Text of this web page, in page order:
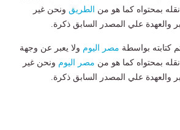
نقله بمحتواه كما هو من الطريق ونحن غير
والعهدة علي المصدر السابق ذكرة.
كتابته بواسطة مصر اليوم ولا يعبر عن وجهة
نقله بمحتواه كما هو من مصر اليوم ونحن غير
والعهدة علي المصدر السابق ذكرة.